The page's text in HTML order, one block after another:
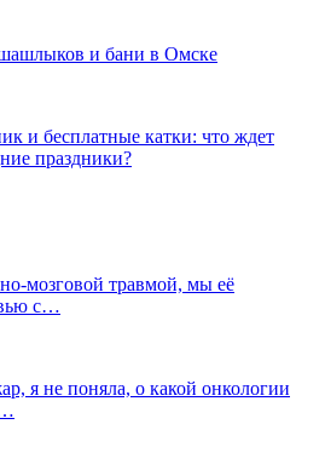
и бани в Омске
и бесплатные катки: что ждет
праздники?
мозговой травмой, мы её
с…
я не поняла, о какой онкологии